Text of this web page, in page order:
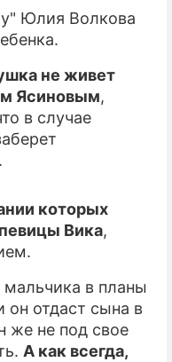
ЭКОНОМИКА
СОННИК
СТИЛЬ ЖИЗНИ
ИГРЫ
ПРЕСС-РЕЛИЗЫ
Юлия Волкова
не живет
Ясиновым,
в случае
которых
Вика,
в планы
он отдаст сына в
же не под свое
А как всегда,